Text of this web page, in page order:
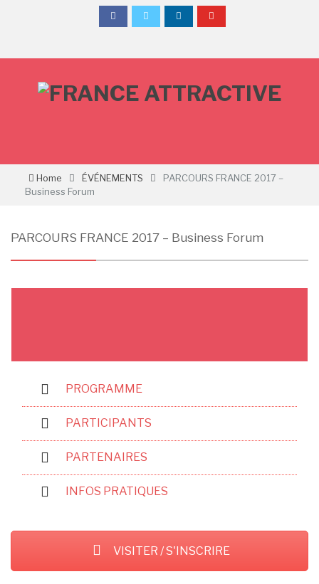
Home ÉVÉNEMENTS
PARCOURS FRANCE 2017 –
Business Forum
PARCOURS FRANCE 2017 – Business Forum
PROGRAMME
PARTICIPANTS
PARTENAIRES
INFOS PRATIQUES
VISITER / S'INSCRIRE